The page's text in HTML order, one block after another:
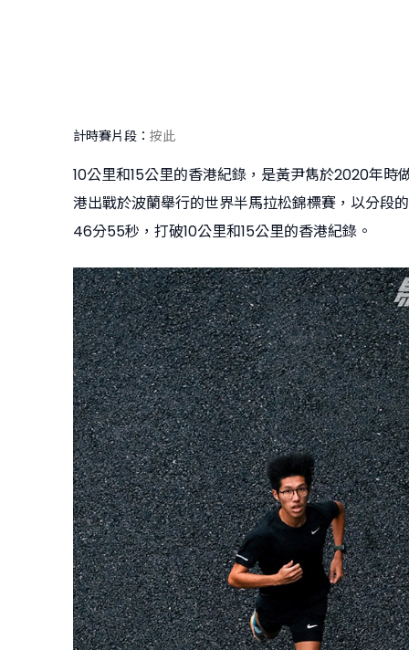
計時賽片段： 按此
10公里和15公里的香港紀錄，是黃尹雋於2020年時
港出戰於波蘭舉行的世界半馬拉松錦標賽，以分段
46分55秒，打破10公里和15公里的香港紀錄。